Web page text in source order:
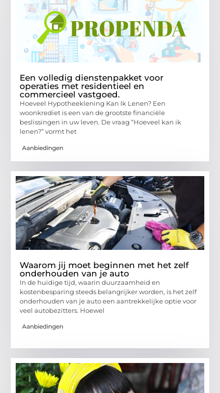
Een volledig dienstenpakket voor
operaties met residentieel en
commercieel vastgoed.
Hoeveel Hypotheeklening Kan Ik Lenen? Een
woonkrediet is een van de grootste financiële
beslissingen in uw leven. De vraag “Hoeveel kan ik
lenen?” vormt het
Aanbiedingen
Waarom jij moet beginnen met het zelf
onderhouden van je auto
In de huidige tijd, waarin duurzaamheid en
kostenbesparing steeds belangrijker worden, is het zelf
onderhouden van je auto een aantrekkelijke optie voor
veel autobezitters. Hoewel
Aanbiedingen